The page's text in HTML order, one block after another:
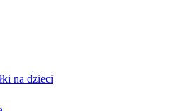
na dzieci